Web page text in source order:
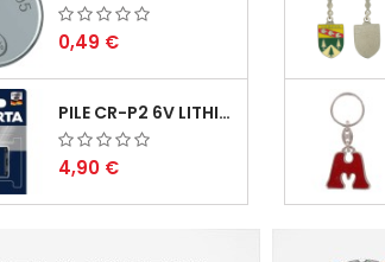
0,49 €
PILE CR-P2 6V LITHIUM PHOTO VARTA...
4,90 €